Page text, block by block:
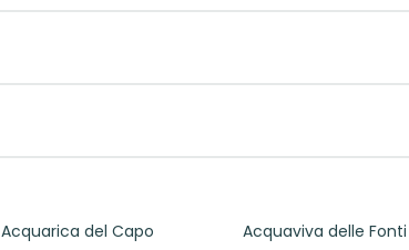
Acquarica del Capo Acquaviva delle Fonti